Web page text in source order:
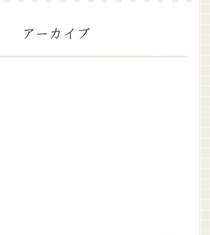
アーカイブ